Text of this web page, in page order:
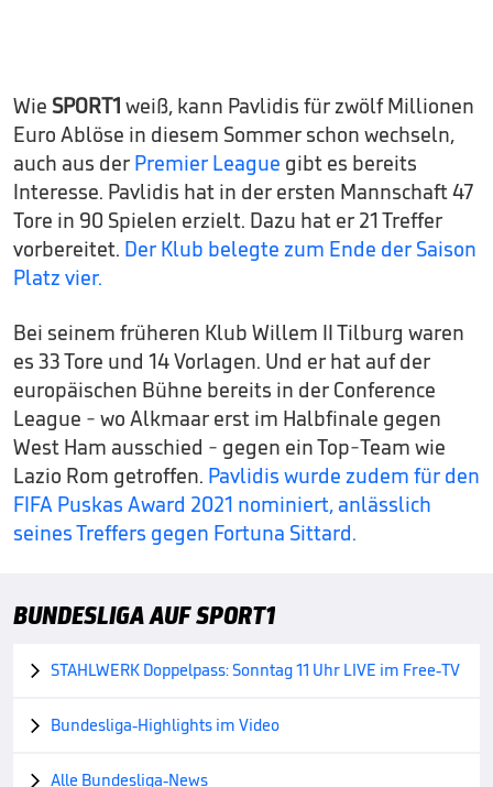
Wie SPORT1 weiß, kann Pavlidis für zwölf Millionen
Euro Ablöse in diesem Sommer schon wechseln,
auch aus der Premier League gibt es bereits
Interesse. Pavlidis hat in der ersten Mannschaft 47
Tore in 90 Spielen erzielt. Dazu hat er 21 Treffer
vorbereitet. Der Klub belegte zum Ende der Saison
Platz vier.
Bei seinem früheren Klub Willem II Tilburg waren
es 33 Tore und 14 Vorlagen. Und er hat auf der
europäischen Bühne bereits in der Conference
League - wo Alkmaar erst im Halbfinale gegen
West Ham ausschied - gegen ein Top-Team wie
Lazio Rom getroffen. Pavlidis wurde zudem für den
FIFA Puskas Award 2021 nominiert, anlässlich
seines Treffers gegen Fortuna Sittard.
BUNDESLIGA AUF SPORT1
 STAHLWERK Doppelpass: Sonntag 11 Uhr LIVE im Free-TV
 Bundesliga-Highlights im Video
 Alle Bundesliga-News